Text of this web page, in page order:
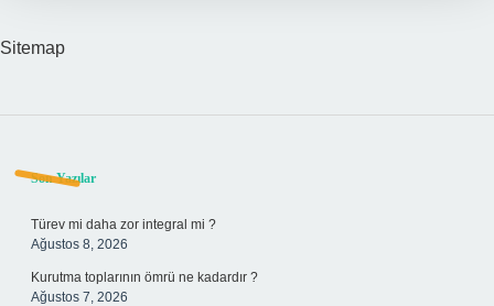
Sitemap
Sidebar
Son Yazılar
Türev mi daha zor integral mi ?
Ağustos 8, 2026
Kurutma toplarının ömrü ne kadardır ?
Ağustos 7, 2026